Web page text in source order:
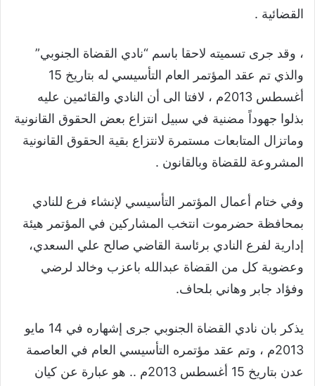
القضائية .
، وقد جرى تسميته لاحقا باسم “نادي القضاة الجنوبي”
والذي تم عقد المؤتمر العام التأسيسي له بتاريخ 15
أغسطس 2013م ، لافتا الى أن النادي والقائمين عليه
بذلوا جهوداً مضنية في سبيل انتزاع بعض الحقوق القانونية
وماتزال المتابعات مستمرة لانتزاع بقية الحقوق القانونية
المشروعة للقضاة وبالقانون .
وفي ختام أعمال المؤتمر التأسيسي لإنشاء فرع للنادي
بمحافظة حضرموت انتخب المشاركين في المؤتمر هيئة
إدارية لفرع النادي برئاسة القاضي صالح علي السعدي،
وعضوية كل من القضاة عبدالله باعزب وخالد لرضي
وفؤاد جابر وهاني بلحاف.
يذكر بان نادي القضاة الجنوبي جرى إشهاره في 14 مايو
2013م ، وتم عقد مؤتمره التأسيسي العام في العاصمة
عدن بتاريخ 15 أغسطس 2013م .. هو عبارة عن كيان